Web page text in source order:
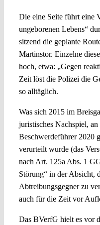
Die eine Seite führt eine
ungeborenen Lebens“
sitzend die geplante
Martinstor. Einzelne
hoch, etwa: „Gegen
Zeit löst die Polizei die
so alltäglich.
Was sich 2015 im
juristisches Nachspiel, an
Beschwerdeführer 2020
verurteilt wurde (das
nach Art. 125a Abs. 1
Störung“ in der Absicht,
Abtreibungsgegner zu
auch für die Zeit vor
Das BVerfG hielt es vor